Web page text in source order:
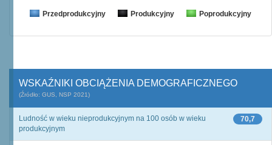
Przedprodukcyjny Produkcyjny Poprodukcyjny
WSKAŹNIKI OBCIĄŻENIA DEMOGRAFICZNEGO
(Źródło: GUS, NSP 2021)
70,7
Ludność w wieku nieprodukcyjnym na 100 osób w wieku
produkcyjnym